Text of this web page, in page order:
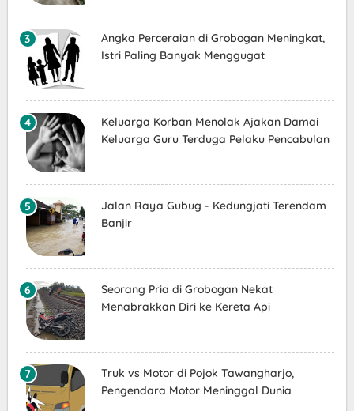
Angka Perceraian di Grobogan Meningkat,
Istri Paling Banyak Menggugat
Keluarga Korban Menolak Ajakan Damai
Keluarga Guru Terduga Pelaku Pencabulan
Jalan Raya Gubug - Kedungjati Terendam
Banjir
Seorang Pria di Grobogan Nekat
Menabrakkan Diri ke Kereta Api
Truk vs Motor di Pojok Tawangharjo,
Pengendara Motor Meninggal Dunia